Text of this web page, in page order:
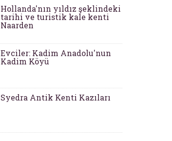
Hollanda'nın yıldız şeklindeki
tarihi ve turistik kale kenti
Naarden
Evciler: Kadim Anadolu'nun
Kadim Köyü
Syedra Antik Kenti Kazıları